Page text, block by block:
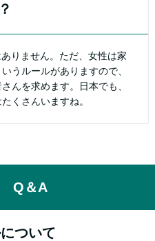
りません。ただ、女性は家
うルールがありますので、
んを求めます。日本でも、
くさんいますね。
Q＆A
ついて